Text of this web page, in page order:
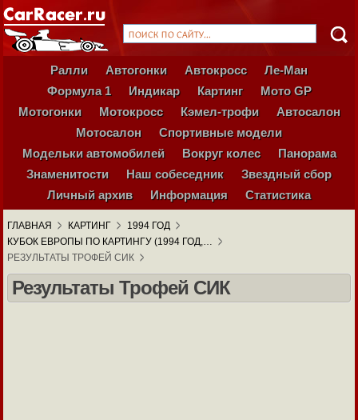
Ралли Автогонки Автокросс
Ле-Ман
Формула 1
Индикар Картинг
Мото GP
Мотогонки
Мотокросс Кэмел-трофи
Автосалон
Мотосалон
Спортивные модели
Модельки автомобилей
Вокруг колес
Панорама
Знаменитости
Наш собеседник
Звездный сбор
Личный архив
Информация Статистика
ГЛАВНАЯ КАРТИНГ
1994 ГОД
КУБОК ЕВРОПЫ ПО КАРТИНГУ (1994 ГОД,…
РЕЗУЛЬТАТЫ ТРОФЕЙ СИК
Результаты Трофей СИК